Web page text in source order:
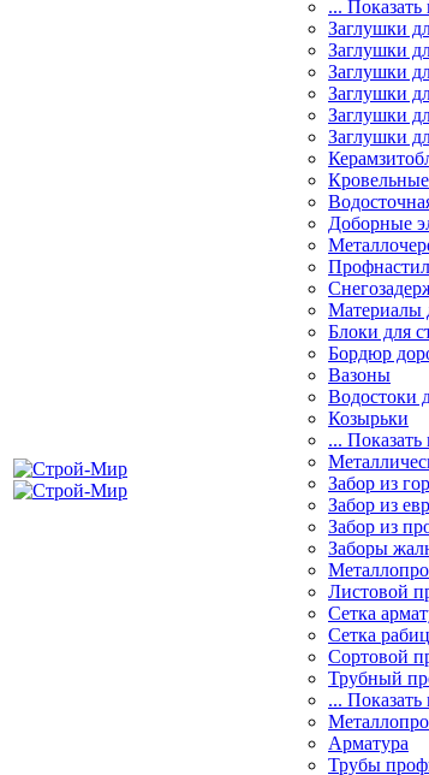
... Показать
Заглушки
Заглушки
Заглушки
Заглушки
Заглушки
Заглушки
Доборные
Материалы
Блоки для
Бордюр
Вазоны
Водостоки
Козырьки
... Показать
Забор из
Забор из
Забор из
Заборы
Листовой
Сетка
Сетка
Сортовой
Трубный
... Показать
Арматура
Трубы